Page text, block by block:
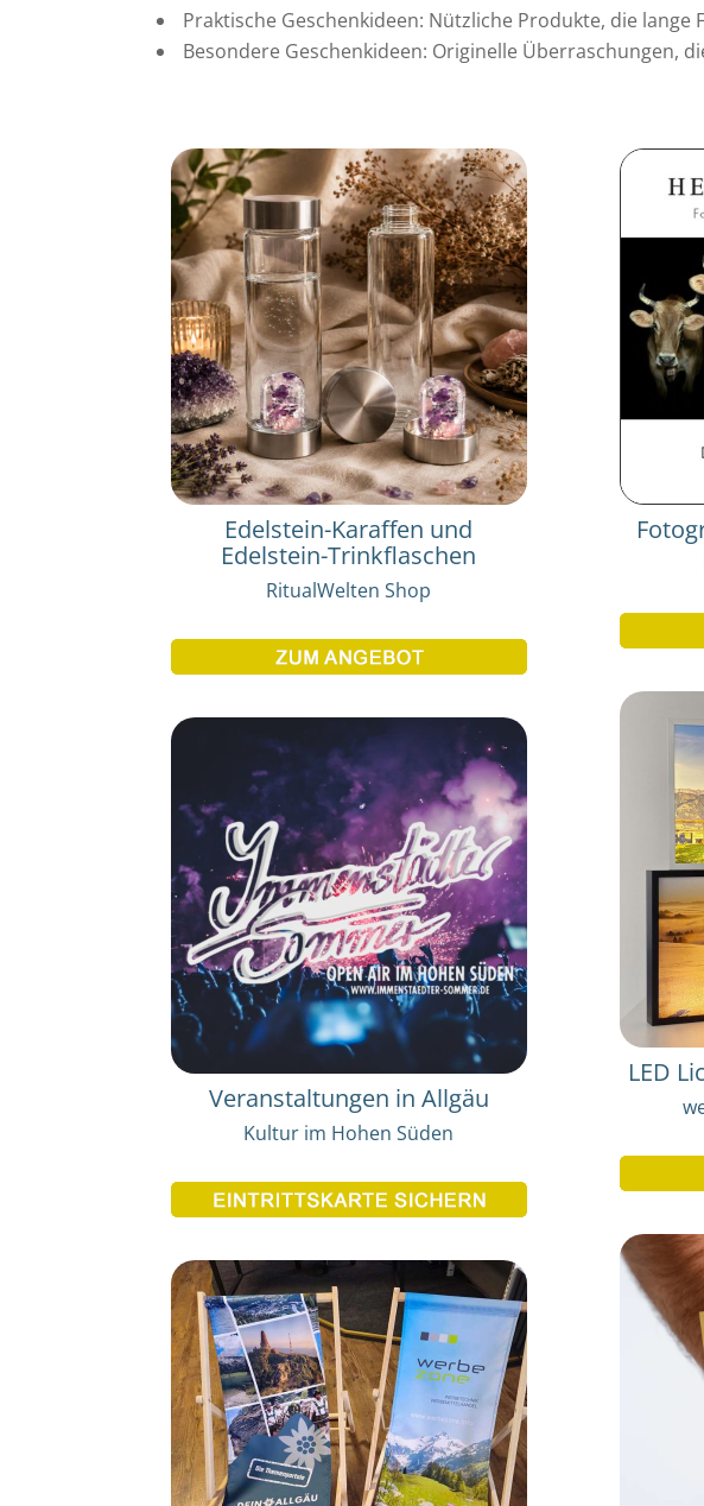
Praktische Geschenkideen: Nützliche Produkte, die lange
Besondere Geschenkideen: Originelle Überraschungen,
Edelstein-Karaffen und
Edelstein-Trinkflaschen
RitualWelten Shop
Veranstaltungen in Allgäu
Kultur im Hohen Süden
LED